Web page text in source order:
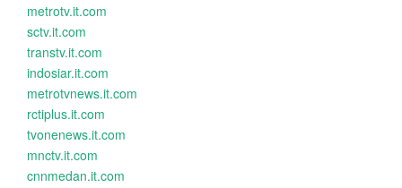
metrotv.it.com
sctv.it.com
transtv.it.com
indosiar.it.com
metrotvnews.it.com
rctiplus.it.com
tvonenews.it.com
mnctv.it.com
cnnmedan.it.com